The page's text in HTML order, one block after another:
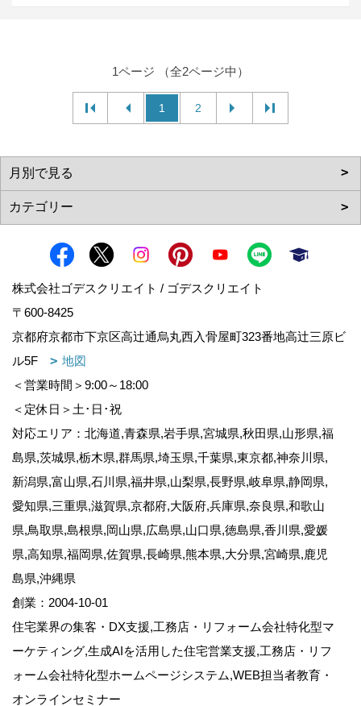
1ページ （全2ページ中）
1 2
株式会社ゴデスクリエイト / ゴデスクリエイト
〒600-8425
京都府京都市下京区高辻通烏丸西入骨屋町323番地高辻三原ビ
ル5F
地図
＜営業時間＞9:00～18:00
＜定休日＞土･日･祝
対応エリア：北海道,青森県,岩手県,宮城県,秋田県,山形県,福
島県,茨城県,栃木県,群馬県,埼玉県,千葉県,東京都,神奈川県,
新潟県,富山県,石川県,福井県,山梨県,長野県,岐阜県,静岡県,
愛知県,三重県,滋賀県,京都府,大阪府,兵庫県,奈良県,和歌山
県,鳥取県,島根県,岡山県,広島県,山口県,徳島県,香川県,愛媛
県,高知県,福岡県,佐賀県,長崎県,熊本県,大分県,宮崎県,鹿児
島県,沖縄県
創業：2004-10-01
住宅業界の集客・DX支援,工務店・リフォーム会社特化型マ
ーケティング,生成AIを活用した住宅営業支援,工務店・リフ
ォーム会社特化型ホームページシステム,WEB担当者教育・
オンラインセミナー